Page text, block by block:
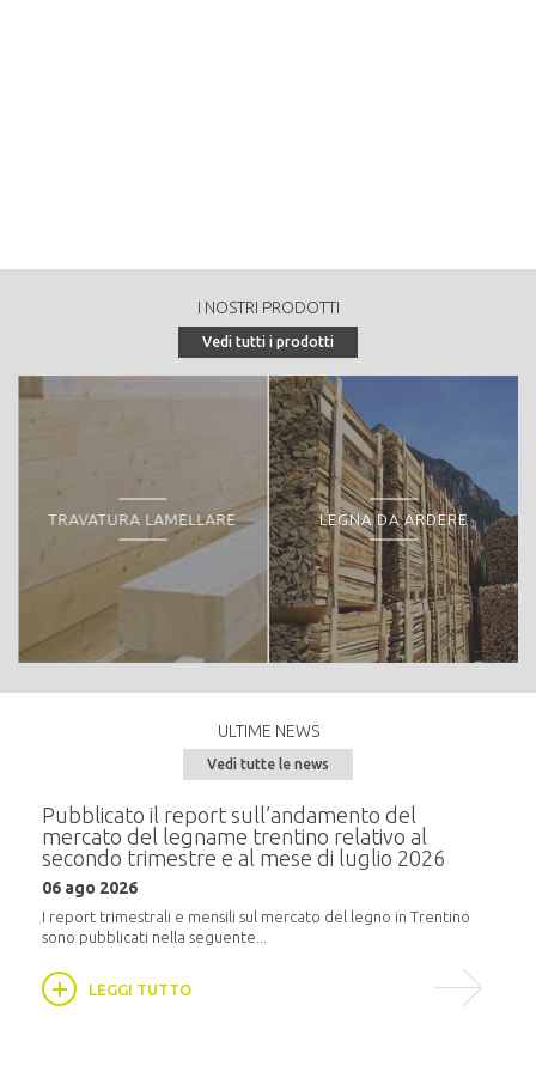
I NOSTRI PRODOTTI
Vedi tutti i prodotti
TRAVATURA LAMELLARE LEGNA DA ARDERE
ULTIME NEWS
Vedi tutte le news
Pubblicato il report sull’andamento del
mercato del legname trentino relativo al
secondo trimestre e al mese di luglio 2026
06 ago 2026
I report trimestrali e mensili sul mercato del legno in Trentino
sono pubblicati nella seguente...
LEGGI TUTTO